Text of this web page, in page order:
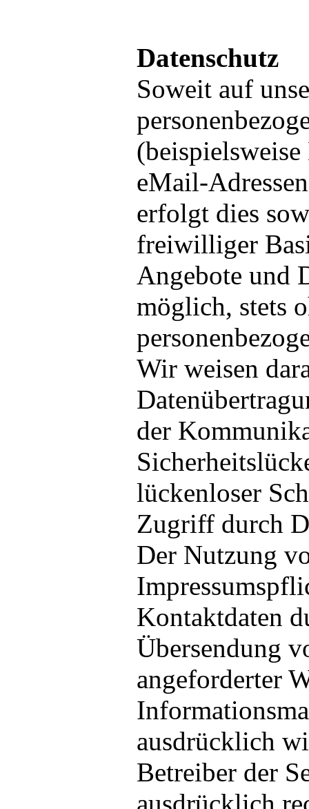
Datenschutz
Soweit auf
eMail-
erfolgt dies
freiwilliger
Angebote und
möglich, stets
Wir weisen
der
lückenloser
Zugriff durch
Der Nutzung
Kontaktdaten
Übersendung
angeforderter
ausdrücklich
Betreiber der
ausdrücklich